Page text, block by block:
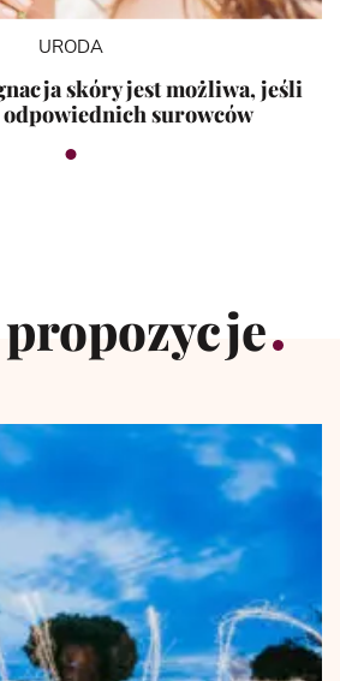
URODA
skóry jest możliwa, jeśli
odpowiednich surowców
propozycje